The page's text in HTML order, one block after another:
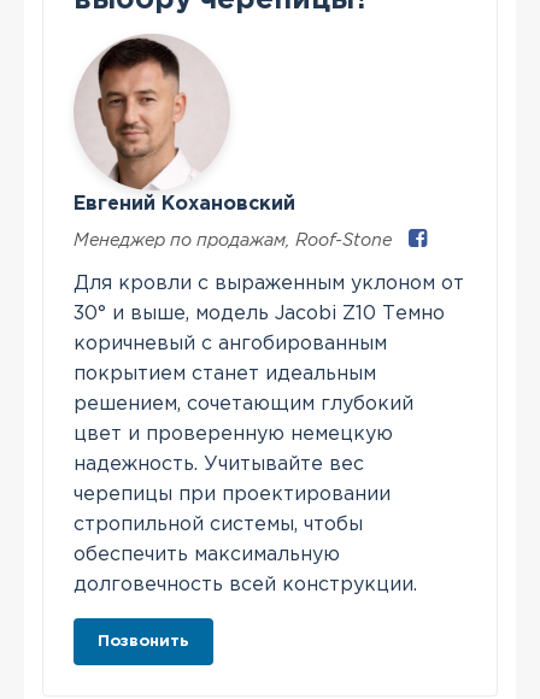
Евгений Кохановский
Менеджер по продажам, Roof-Stone
Для кровли с выраженным уклоном от
30° и выше, модель Jacobi Z10 Темно
коричневый с ангобированным
покрытием станет идеальным
решением, сочетающим глубокий
цвет и проверенную немецкую
надежность. Учитывайте вес
черепицы при проектировании
стропильной системы, чтобы
обеспечить максимальную
долговечность всей конструкции.
Позвонить